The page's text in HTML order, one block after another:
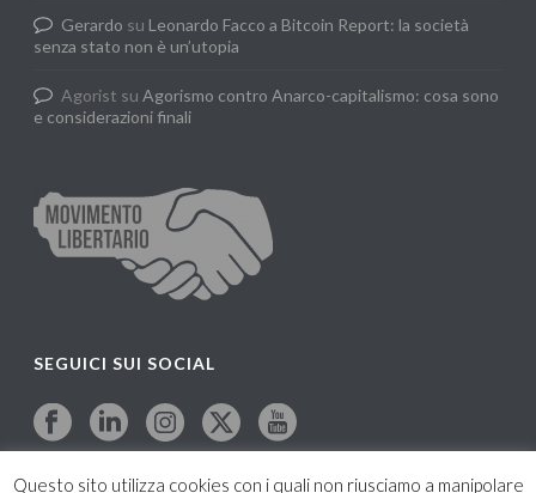
Gerardo su Leonardo Facco a Bitcoin Report: la società
senza stato non è un’utopia
Agorist suAgorismo contro Anarco-capitalismo: cosa sono
e considerazioni finali
SEGUICI SUI SOCIAL
Questo sito utilizza cookies con i quali non riusciamo a manipolare